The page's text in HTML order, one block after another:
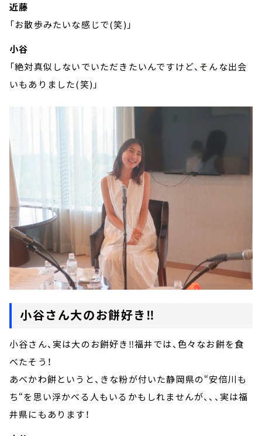
近藤
「お散歩みたいな感じで(笑)」
小谷
「絶対真似しないでいただきたいんですけど、そんな出会
いもありました(笑)」
小谷さん大のお餅好き‼
小谷さん、実は大のお餅好き‼福井では、色々なお餅を食
べたそう！
あべかわ餅というと、きな粉が付いた静岡県の“安倍川も
ち“を思い浮かべる人もいるかもしれませんが、、、実は福
井県にもあります！